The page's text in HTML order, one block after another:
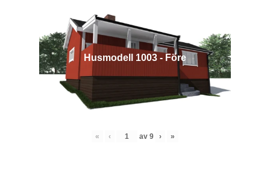
Husmodell 1003 - Före
« ‹ av 9 › »